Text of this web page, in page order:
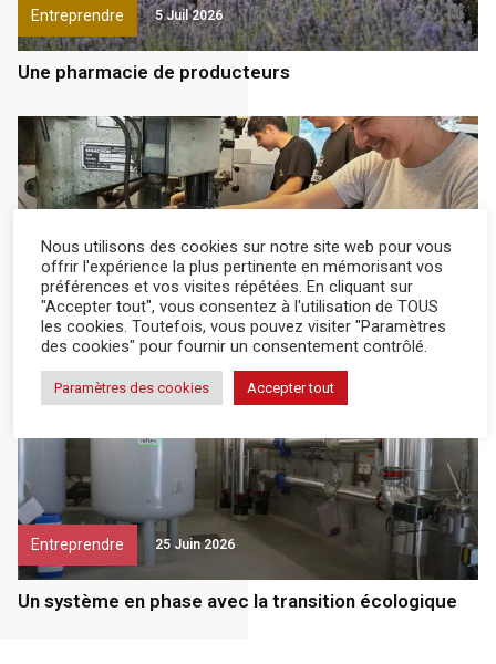
Entreprendre 5 Juil 2026
Une pharmacie de producteurs
Entreprendre 26 Juin 2026
Pour ensacher efficacement
Entreprendre 25 Juin 2026
Un système en phase avec la transition écologique
Nous utilisons des cookies sur notre site web pour vous
offrir l'expérience la plus pertinente en mémorisant vos
préférences et vos visites répétées. En cliquant sur
"Accepter tout", vous consentez à l'utilisation de TOUS
les cookies. Toutefois, vous pouvez visiter "Paramètres
des cookies" pour fournir un consentement contrôlé.
Paramètres des cookies Accepter tout